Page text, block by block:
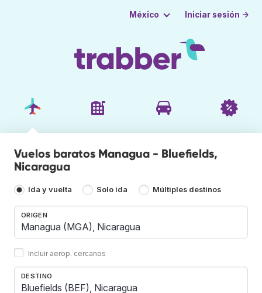
México Iniciar sesión →
Vuelos baratos Managua - Bluefields,
Nicaragua
Ida y vuelta Solo ida Múltiples destinos
ORIGEN
Incluir aerop. cercanos
DESTINO